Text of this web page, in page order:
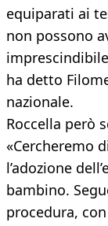
equiparati ai
non possono
ha detto
nazionale.
Roccella però
«Cercheremo
l’adozione
bambino.
procedura,